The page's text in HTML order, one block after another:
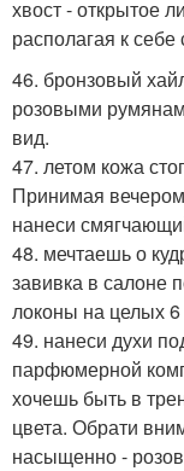
хвост - открытое
располагая к себе
46. бронзовый
розовыми
вид.
47. летом кожа
Принимая
нанеси
48. мечтаешь о
завивка в салоне
локоны на целых
49. нанеси духи
парфюмерной
хочешь быть в
цвета. Обрати
насыщенно -